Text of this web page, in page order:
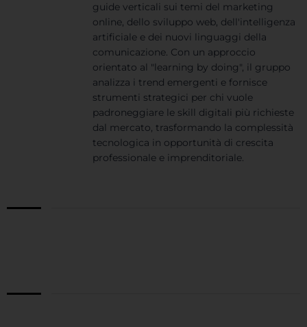
guide verticali sui temi del marketing
online, dello sviluppo web, dell'intelligenza
artificiale e dei nuovi linguaggi della
comunicazione. Con un approccio
orientato al "learning by doing", il gruppo
analizza i trend emergenti e fornisce
strumenti strategici per chi vuole
padroneggiare le skill digitali più richieste
dal mercato, trasformando la complessità
tecnologica in opportunità di crescita
professionale e imprenditoriale.